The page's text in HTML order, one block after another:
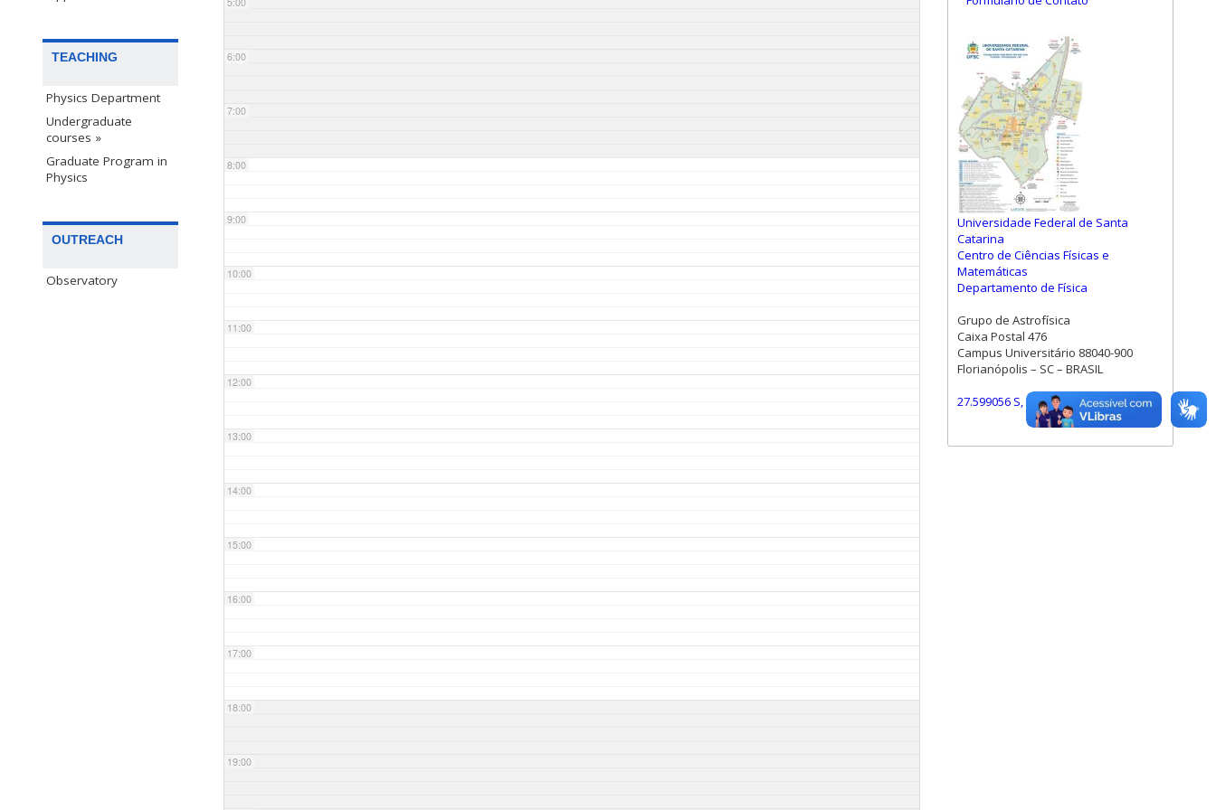
TEACHING
Physics Department
Undergraduate
courses »
Graduate Program in
Physics
OUTREACH
Observatory
6:00
7:00
8:00
9:00
10:00
11:00
12:00
13:00
14:00
15:00
16:00
17:00
18:00
19:00
Universidade Federal de Santa
Catarina
Centro de Ciências Físicas e
Matemáticas
Departamento de Física
Grupo de Astrofísica
Caixa Postal 476
Campus Universitário 88040-900
Florianópolis – SC – BRASIL
27.599056 S, 48.523472 W